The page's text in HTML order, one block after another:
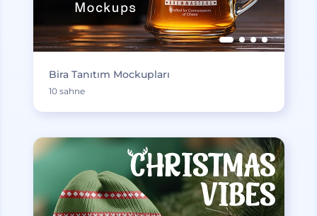
Bira Tanıtım Mockupları
10 sahne